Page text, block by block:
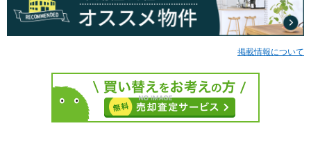
掲載情報について